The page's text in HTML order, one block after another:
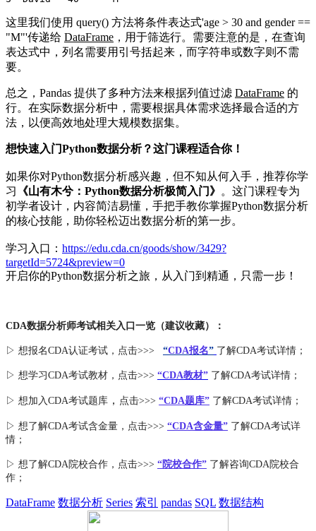
这里我们使用 query() 方法将条件表达式'age > 30 and gender ==
"M"'传递给 DataFrame ，用于筛选行。需要注意的是，在查询
表达式中，列名需要用引号括起来，而字符串或数字则不需
要。
总之，Pandas 提供了多种方法来根据列值过滤 DataFrame 的
行。在实际数据分析中，需要根据具体需求选择最合适的方
法，以便高效地处理大规模数据集。
想快速入门Python数据分析？这门课程适合你！
如果你对Python数据分析感兴趣，但不知从何入手，推荐你学
习
《山有木兮：Python数据分析极简入门》 。这门课程专为
初学者设计，内容简洁易懂，手把手教你掌握Python数据分析
的核心技能，助你轻松迈出数据分析的第一步。
学习入口： https://edu.cda.cn/goods/show/3429?
targetId=5724&preview=0
开启你的Python数据分析之旅，从入门到精通，只需一步！
CDA数据分析师考试相关入口一览（建议收藏）：
▷ 想报名CDA认证考试，点击>>> “CDA报名” 了解CDA考试详情；
▷ 想学习CDA考试教材，点击>>> “CDA教材” 了解CDA考试详情；
▷ 想加入CDA考试题库 ， 点击>>> “CDA题库” 了解CDA考试详情；
▷ 想了解CDA考试含金量 ，点击>>> “CDA含金量” 了解CDA考试详
情；
▷ 想了解CDA院校合作 ，点击>>> “院校合作” 了解咨询CDA院校合
作；
DataFrame 数据分析 Series 索引 pandas SQL 数据结构